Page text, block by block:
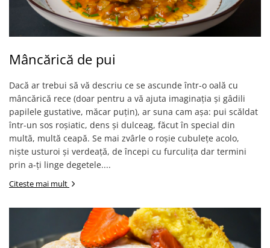
Mâncărică de pui
Dacă ar trebui să vă descriu ce se ascunde într-o oală cu
mâncărică rece (doar pentru a vă ajuta imaginația și gâdili
papilele gustative, măcar puțin), ar suna cam așa: pui scăldat
într-un sos roșiatic, dens și dulceag, făcut în special din
multă, multă ceapă. Se mai zvârle o roșie cubulețe acolo,
niște usturoi și verdeață, de începi cu furculița dar termini
prin a-ți linge degetele....
Citeste mai mult